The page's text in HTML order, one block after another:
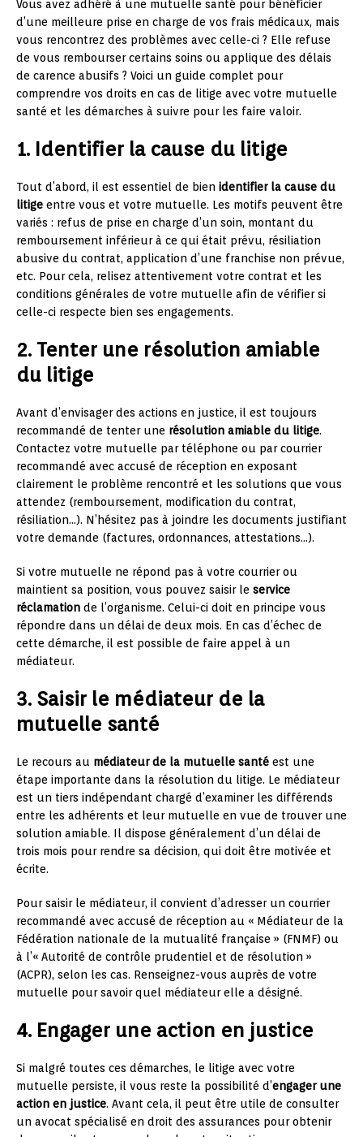
Vous avez adhéré à une mutuelle santé pour bénéficier
d’une meilleure prise en charge de vos frais médicaux, mais
vous rencontrez des problèmes avec celle-ci ? Elle refuse
de vous rembourser certains soins ou applique des délais
de carence abusifs ? Voici un guide complet pour
comprendre vos droits en cas de litige avec votre mutuelle
santé et les démarches à suivre pour les faire valoir.
1. Identifier la cause du litige
Tout d’abord, il est essentiel de bien identifier la cause du
litige entre vous et votre mutuelle. Les motifs peuvent être
variés : refus de prise en charge d’un soin, montant du
remboursement inférieur à ce qui était prévu, résiliation
abusive du contrat, application d’une franchise non prévue,
etc. Pour cela, relisez attentivement votre contrat et les
conditions générales de votre mutuelle afin de vérifier si
celle-ci respecte bien ses engagements.
2. Tenter une résolution amiable
du litige
Avant d’envisager des actions en justice, il est toujours
recommandé de tenter une résolution amiable du litige.
Contactez votre mutuelle par téléphone ou par courrier
recommandé avec accusé de réception en exposant
clairement le problème rencontré et les solutions que vous
attendez (remboursement, modification du contrat,
résiliation…). N’hésitez pas à joindre les documents justifiant
votre demande (factures, ordonnances, attestations…).
Si votre mutuelle ne répond pas à votre courrier ou
maintient sa position, vous pouvez saisir le service
réclamation de l’organisme. Celui-ci doit en principe vous
répondre dans un délai de deux mois. En cas d’échec de
cette démarche, il est possible de faire appel à un
médiateur.
3. Saisir le médiateur de la
mutuelle santé
Le recours au médiateur de la mutuelle santé est une
étape importante dans la résolution du litige. Le médiateur
est un tiers indépendant chargé d’examiner les différends
entre les adhérents et leur mutuelle en vue de trouver une
solution amiable. Il dispose généralement d’un délai de
trois mois pour rendre sa décision, qui doit être motivée et
écrite.
Pour saisir le médiateur, il convient d’adresser un courrier
recommandé avec accusé de réception au « Médiateur de la
Fédération nationale de la mutualité française » (FNMF) ou
à l’« Autorité de contrôle prudentiel et de résolution »
(ACPR), selon les cas. Renseignez-vous auprès de votre
mutuelle pour savoir quel médiateur elle a désigné.
4. Engager une action en justice
Si malgré toutes ces démarches, le litige avec votre
mutuelle persiste, il vous reste la possibilité d’engager une
action en justice. Avant cela, il peut être utile de consulter
un avocat spécialisé en droit des assurances pour obtenir